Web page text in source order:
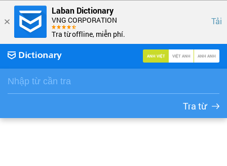
Laban Dictionary
VNG CORPORATION
Tra từ offline, miễn phí.
Tải
ANH VIỆT VIỆT ANH ANH ANH
Tra từ